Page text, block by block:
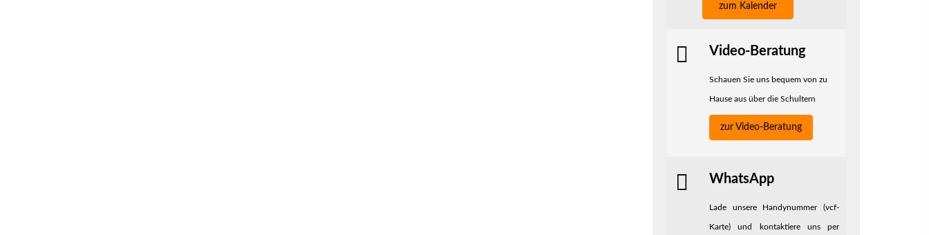
zum Kalender
Video-Beratung
Schauen Sie uns bequem von zu
Hause aus über die Schultern
zur Video-Beratung
WhatsApp
Lade unsere Handynummer (vcf-
Karte) und kontaktiere uns per